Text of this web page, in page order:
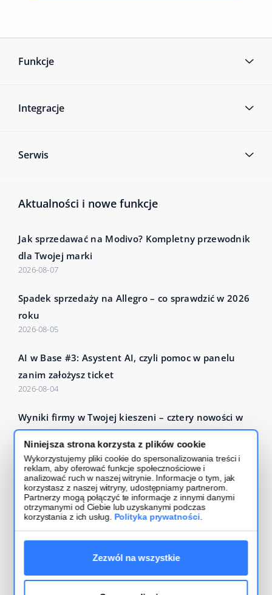
Niniejsza strona korzysta z plików cookie
Wykorzystujemy pliki cookie do spersonalizowania treści i
reklam, aby oferować funkcje społecznościowe i
analizować ruch w naszej witrynie. Informacje o tym, jak
korzystasz z naszej witryny, udostępniamy partnerom.
Partnerzy mogą połączyć te informacje z innymi danymi
otrzymanymi od Ciebie lub uzyskanymi podczas
korzystania z ich usług. Polityka prywatności.
Zezwól na wszystkie
Funkcje
Integracje
Serwis
Aktualności i nowe funkcje
Jak sprzedawać na Modivo? Kompletny przewodnik
dla Twojej marki
2026-08-07
Spadek sprzedaży na Allegro – co sprawdzić w 2026
roku
2026-08-05
AI w Base #3: Asystent AI, czyli pomoc w panelu
zanim założysz ticket
2026-08-04
Wyniki firmy w Twojej kieszeni – cztery nowości w
Base Analytics
2026-07-27
Czytaj więcej – Base Blog
Bezpieczeństwo i polityka prywatności